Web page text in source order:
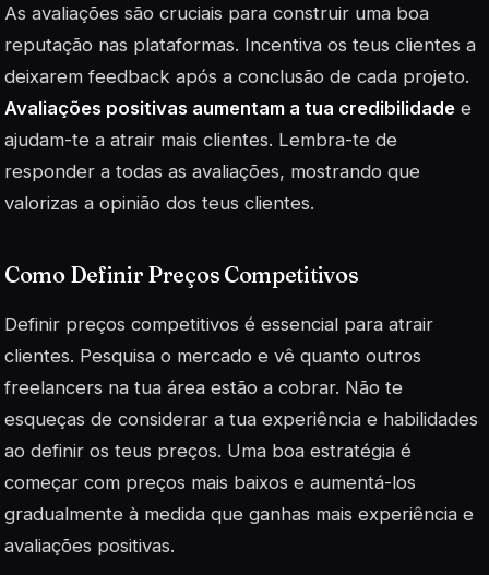
As avaliações são cruciais para construir uma boa
reputação nas plataformas. Incentiva os teus clientes a
deixarem feedback após a conclusão de cada projeto.
Avaliações positivas aumentam a tua credibilidade e
ajudam-te a atrair mais clientes. Lembra-te de
responder a todas as avaliações, mostrando que
valorizas a opinião dos teus clientes.
Como Definir Preços Competitivos
Definir preços competitivos é essencial para atrair
clientes. Pesquisa o mercado e vê quanto outros
freelancers na tua área estão a cobrar. Não te
esqueças de considerar a tua experiência e habilidades
ao definir os teus preços. Uma boa estratégia é
começar com preços mais baixos e aumentá-los
gradualmente à medida que ganhas mais experiência e
avaliações positivas.